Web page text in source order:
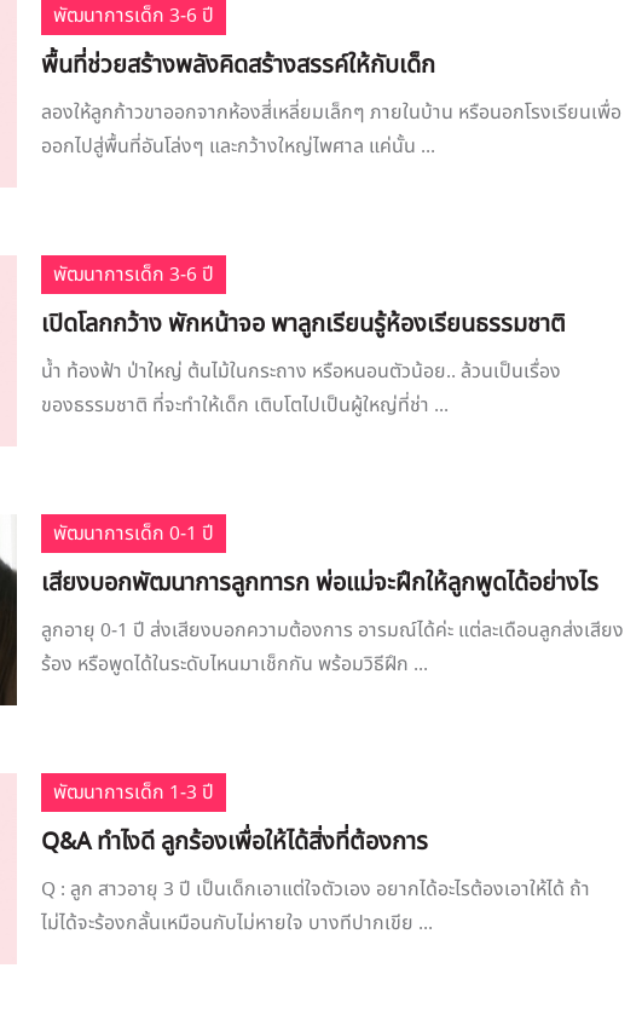
พัฒนาการเด็ก 3-6 ปี
พื้นที่ช่วยสร้างพลังคิดสร้างสรรค์ให้กับเด็ก
ลองให้ลูกก้าวขาออกจากห้องสี่เหลี่ยมเล็กๆ ภายในบ้าน หรือนอกโรงเรียนเพื่อ
ออกไปสู่พื้นที่อันโล่งๆ และกว้างใหญ่ไพศาล แค่นั้น ...
พัฒนาการเด็ก 3-6 ปี
เปิดโลกกว้าง พักหน้าจอ พาลูกเรียนรู้ห้องเรียนธรรมชาติ
น้ำ ท้องฟ้า ป่าใหญ่ ต้นไม้ในกระถาง หรือหนอนตัวน้อย.. ล้วนเป็นเรื่อง
ของธรรมชาติ ที่จะทำให้เด็ก เติบโตไปเป็นผู้ใหญ่ที่ช่า ...
พัฒนาการเด็ก 0-1 ปี
เสียงบอกพัฒนาการลูกทารก พ่อแม่จะฝึกให้ลูกพูดได้อย่างไร
ลูกอายุ 0-1 ปี ส่งเสียงบอกความต้องการ อารมณ์ได้ค่ะ แต่ละเดือนลูกส่งเสียง
ร้อง หรือพูดได้ในระดับไหนมาเช็กกัน พร้อมวิธีฝึก ...
พัฒนาการเด็ก 1-3 ปี
Q&A ทำไงดี ลูกร้องเพื่อให้ได้สิ่งที่ต้องการ
Q : ลูก สาวอายุ 3 ปี เป็นเด็กเอาแต่ใจตัวเอง อยากได้อะไรต้องเอาให้ได้ ถ้า
ไม่ได้จะร้องกลั้นเหมือนกับไม่หายใจ บางทีปากเขีย ...